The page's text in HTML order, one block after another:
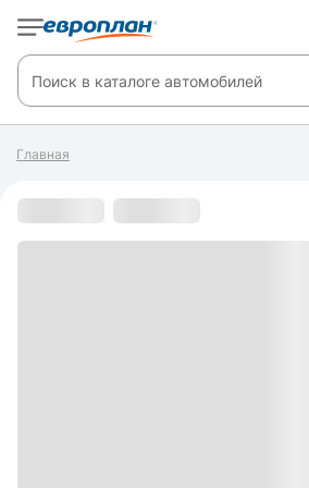
Главная